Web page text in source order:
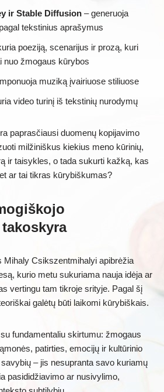
ir Stable Diffusion – generuoja
tekstinius aprašymus
poeziją, scenarijus ir prozą, kuri
nuo žmogaus kūrybos
muziką įvairiuose stiliuose
video turinį iš tekstinių nurodymų
paprasčiausi duomenų kopijavimo
milžiniškus kiekius meno kūrinių,
ir taisykles, o tada sukurti kažką, kas
ar tai tikras kūrybiškumas?
Mihaly Csikszentmihalyi apibrėžia
kurio metu sukuriama nauja idėja ar
vertingu tam tikroje srityje. Pagal šį
galėtų būti laikomi kūrybiškais.
fundamentaliu skirtumu: žmogaus
patirties, emocijų ir kultūrinio
– jis nesupranta savo kuriamų
pasididžiavimo ar nusivylimo,